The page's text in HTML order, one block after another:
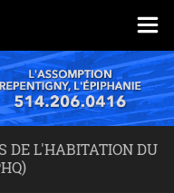
DE L'HABITATION DU